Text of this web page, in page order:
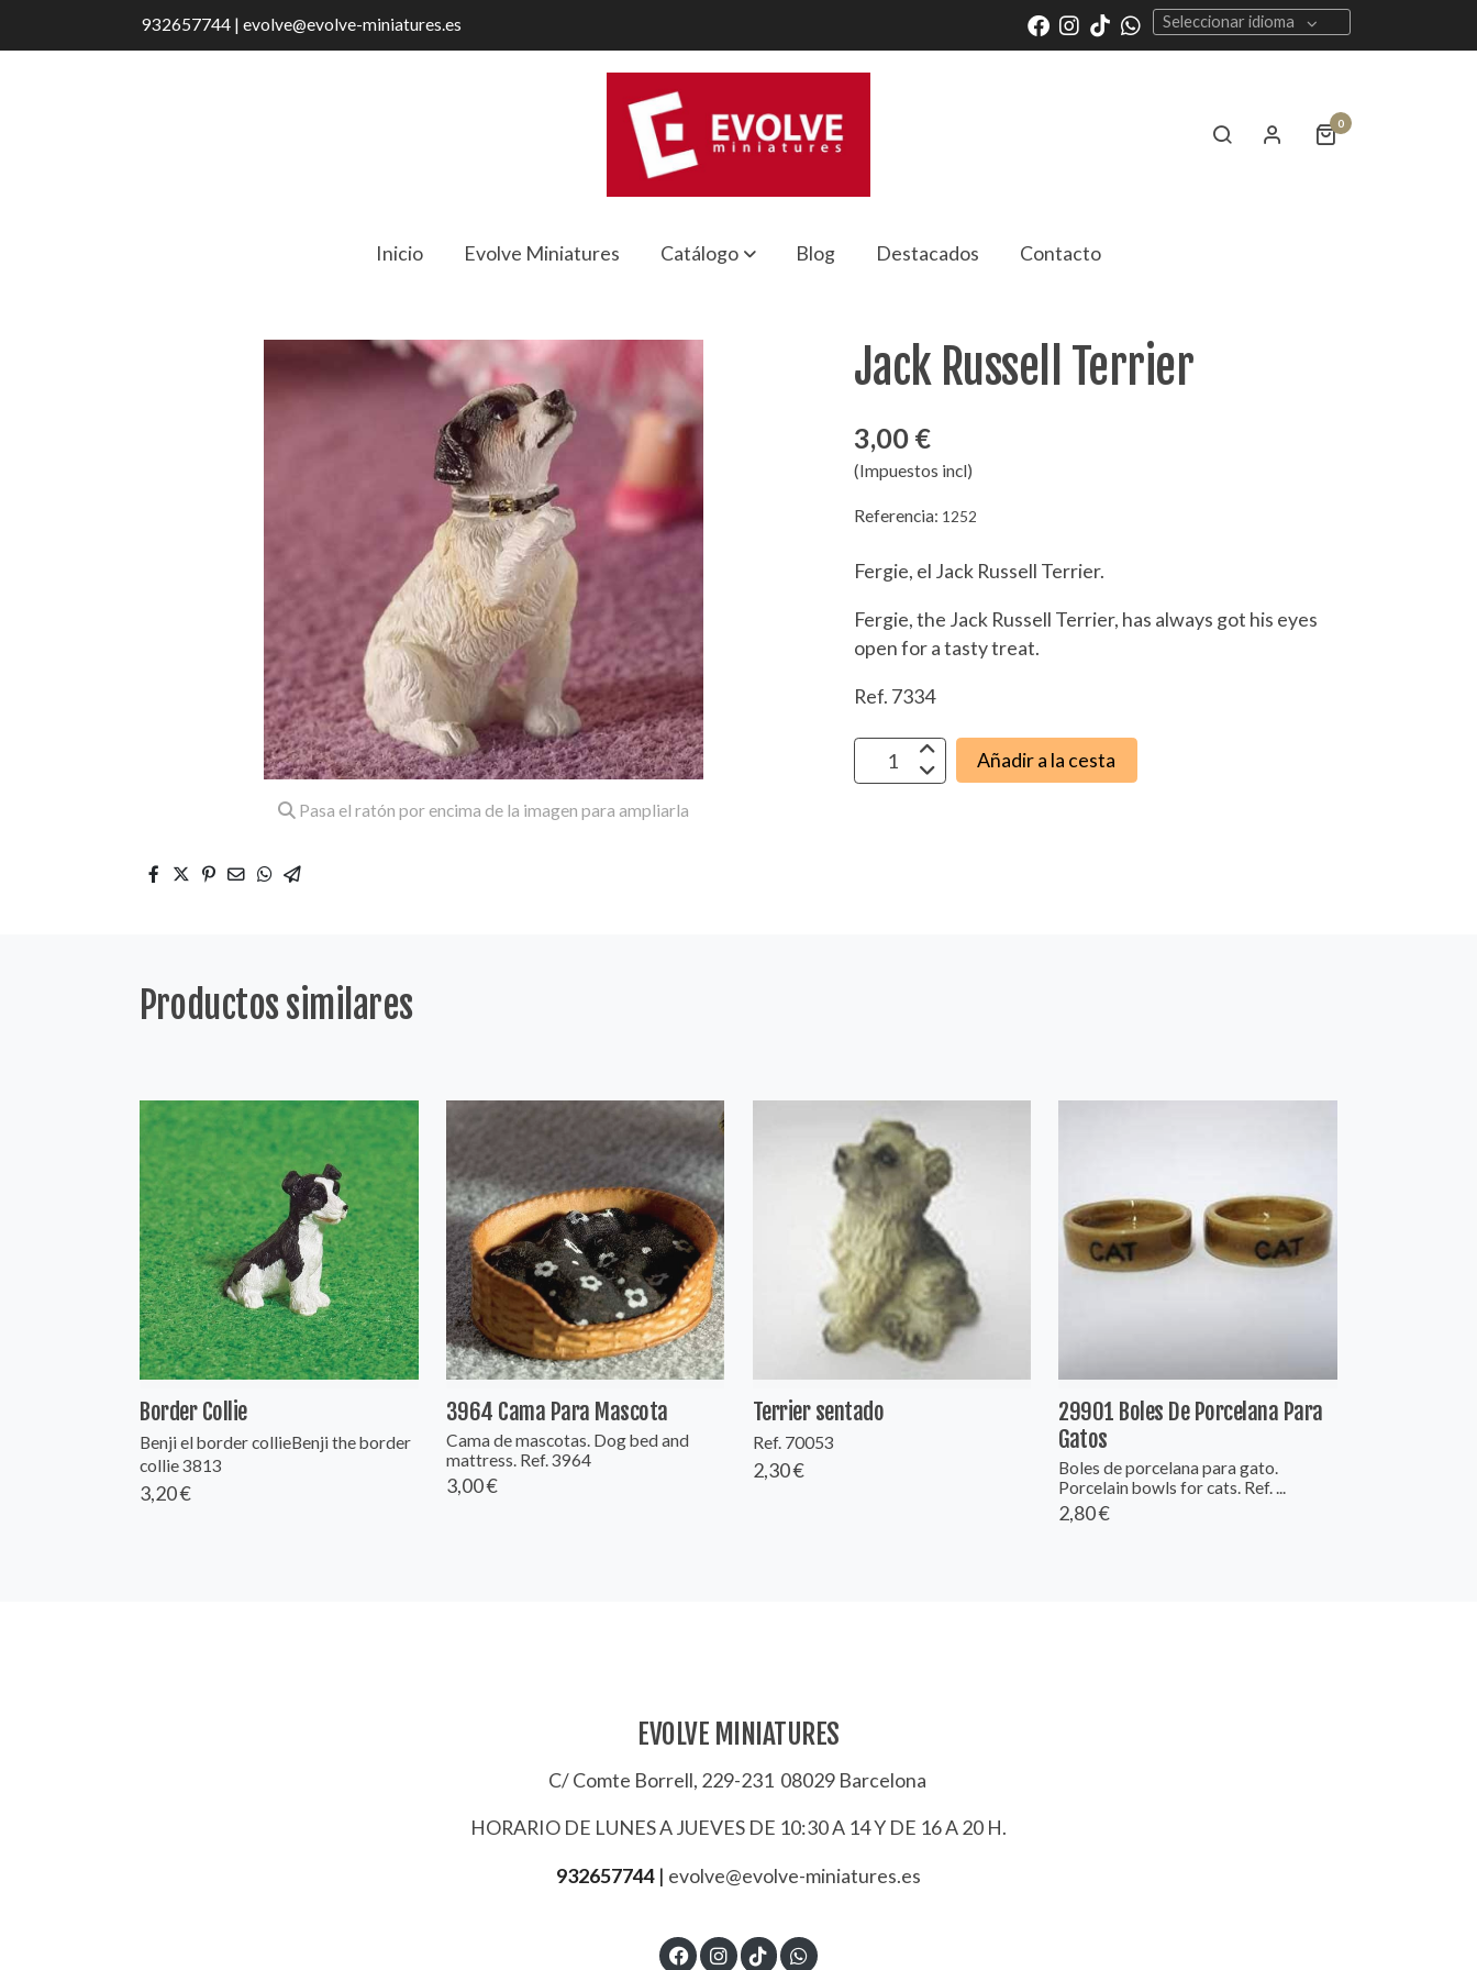
932657744 | evolve@evolve-miniatures.es Seleccionar idioma
0
Inicio Evolve Miniatures Catálogo Blog Destacados Contacto
Pasa el ratón por encima de la imagen para ampliarla
Jack Russell Terrier
3,00 €
(Impuestos incl)
Referencia: 1252
Fergie, el Jack Russell Terrier.
Fergie, the Jack Russell Terrier, has always got his eyes
open for a tasty treat.
Ref. 7334
Añadir a la cesta
Productos similares
Border Collie
Benji el border collieBenji the border
collie 3813
3,20 €
3964 Cama Para Mascota
Cama de mascotas. Dog bed and
mattress. Ref. 3964
3,00 €
Terrier sentado
Ref. 70053
2,30 €
29901 Boles De Porcelana Para
Gatos
Boles de porcelana para gato.
Porcelain bowls for cats. Ref. ...
2,80 €
EVOLVE MINIATURES
C/ Comte Borrell, 229-231 08029 Barcelona
HORARIO DE LUNES A JUEVES DE 10:30 A 14 Y DE 16 A 20 H.
932657744 | evolve@evolve-miniatures.es